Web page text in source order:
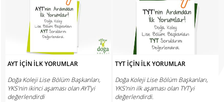
AYT İÇİN İLK YORUMLAR
Doğa Koleji Lise Bölüm Başkanları,
YKS’nin ikinci aşaması olan AYT’yi
değerlendirdi
TYT İÇİN İLK YORUMLAR
Doğa Koleji Lise Bölüm Başkanları,
YKS’nin ilk aşaması olan TYT’yi
değerlendirdi.